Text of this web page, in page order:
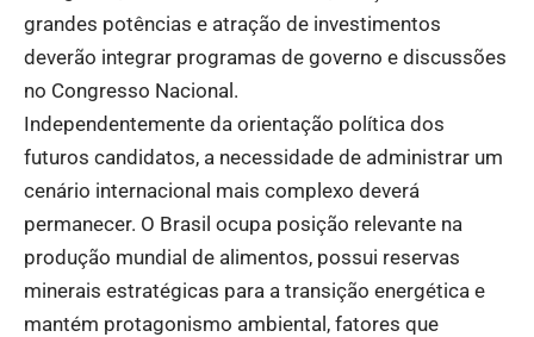
grandes potências e atração de investimentos
deverão integrar programas de governo e discussões
no Congresso Nacional.
Independentemente da orientação política dos
futuros candidatos, a necessidade de administrar um
cenário internacional mais complexo deverá
permanecer. O Brasil ocupa posição relevante na
produção mundial de alimentos, possui reservas
minerais estratégicas para a transição energética e
mantém protagonismo ambiental, fatores que